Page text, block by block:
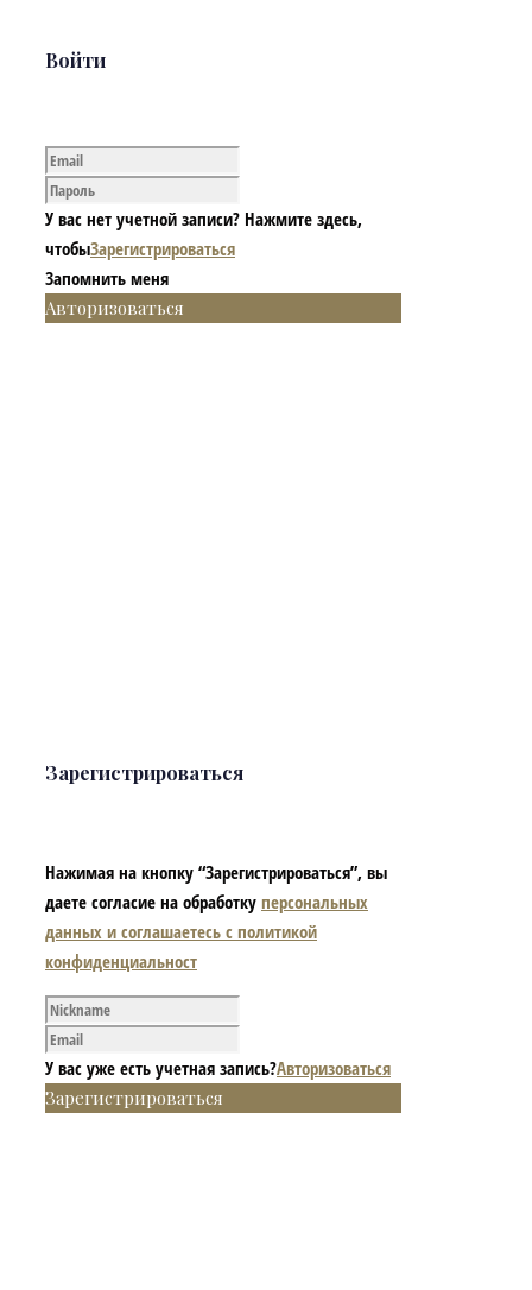
Войти
У вас нет учетной записи? Нажмите здесь,
чтобыЗарегистрироваться
Запомнить меня
Авторизоваться
Зарегистрироваться
Нажимая на кнопку “Зарегистрироваться”, вы
даете согласие на обработку персональных
данных и соглашаетесь с политикой
конфиденциальност
У вас уже есть учетная запись?Авторизоваться
Зарегистрироваться